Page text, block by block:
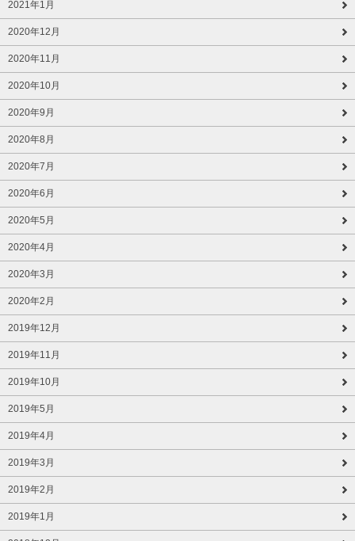
2021年1月
2020年12月
2020年11月
2020年10月
2020年9月
2020年8月
2020年7月
2020年6月
2020年5月
2020年4月
2020年3月
2020年2月
2019年12月
2019年11月
2019年10月
2019年5月
2019年4月
2019年3月
2019年2月
2019年1月